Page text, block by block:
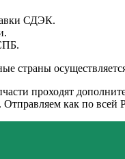
СДЭК.
страны
проходят
как по всей